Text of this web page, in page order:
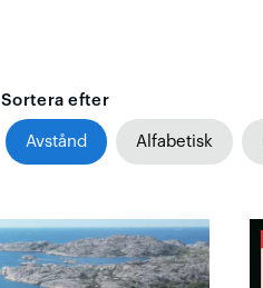
Sortera efter
Avstånd Alfabetisk